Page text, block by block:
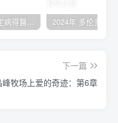
下一篇
牧场上爱的奇迹：第6章